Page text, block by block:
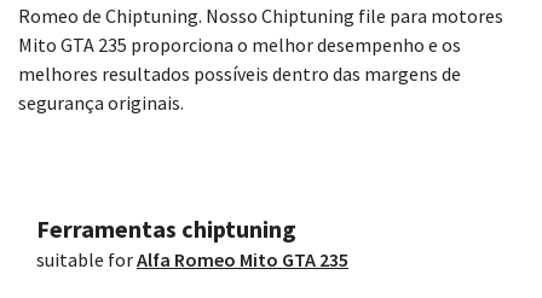
Romeo de Chiptuning. Nosso Chiptuning file para motores
Mito GTA 235 proporciona o melhor desempenho e os
melhores resultados possíveis dentro das margens de
segurança originais.
Ferramentas chiptuning
suitable forAlfa Romeo Mito GTA 235